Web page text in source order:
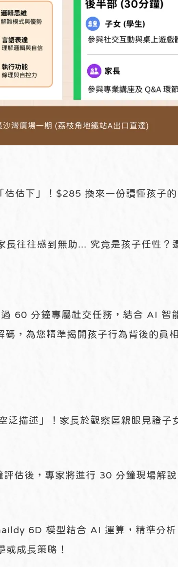
估估下」！$285 換來一份讀懂孩子
長往往感到無助... 究竟是孩子任性？
60 分鐘專屬社交任務，結合 AI 智
，為您精準揭開孩子行為背後的真
泛描述」！家長於觀察區親眼見證子
估後，專家將進行 30 分鐘現場解
6D 模型結合 AI 運算，精準分
或成長策略！